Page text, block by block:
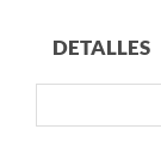
DETALLES